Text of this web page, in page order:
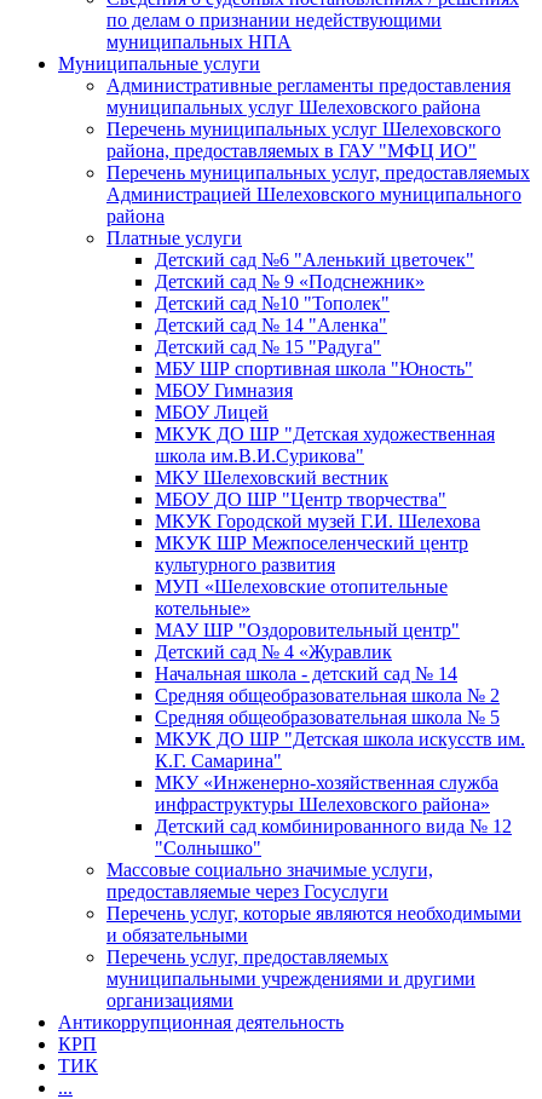
по делам о признании недействующими
муниципальных НПА
Муниципальные услуги
Административные регламенты предоставления
муниципальных услуг Шелеховского района
Перечень муниципальных услуг Шелеховского
района, предоставляемых в ГАУ "МФЦ ИО"
Перечень муниципальных услуг, предоставляемых
Администрацией Шелеховского муниципального
района
Платные услуги
Детский сад №6 "Аленький цветочек"
Детский сад № 9 «Подснежник»
Детский сад №10 "Тополек"
Детский сад № 14 "Аленка"
Детский сад № 15 "Радуга"
МБУ ШР спортивная школа "Юность"
МБОУ Гимназия
МБОУ Лицей
МКУК ДО ШР "Детская художественная
школа им.В.И.Сурикова"
МКУ Шелеховский вестник
МБОУ ДО ШР "Центр творчества"
МКУК Городской музей Г.И. Шелехова
МКУК ШР Межпоселенческий центр
культурного развития
МУП «Шелеховские отопительные
котельные»
МАУ ШР "Оздоровительный центр"
Детский сад № 4 «Журавлик
Начальная школа - детский сад № 14
Средняя общеобразовательная школа № 2
Средняя общеобразовательная школа № 5
МКУК ДО ШР "Детская школа искусств им.
К.Г. Самарина"
МКУ «Инженерно-хозяйственная служба
инфраструктуры Шелеховского района»
Детский сад комбинированного вида № 12
"Солнышко"
Массовые социально значимые услуги,
предоставляемые через Госуслуги
Перечень услуг, которые являются необходимыми
и обязательными
Перечень услуг, предоставляемых
муниципальными учреждениями и другими
организациями
Антикоррупционная деятельность
КРП
ТИК
...